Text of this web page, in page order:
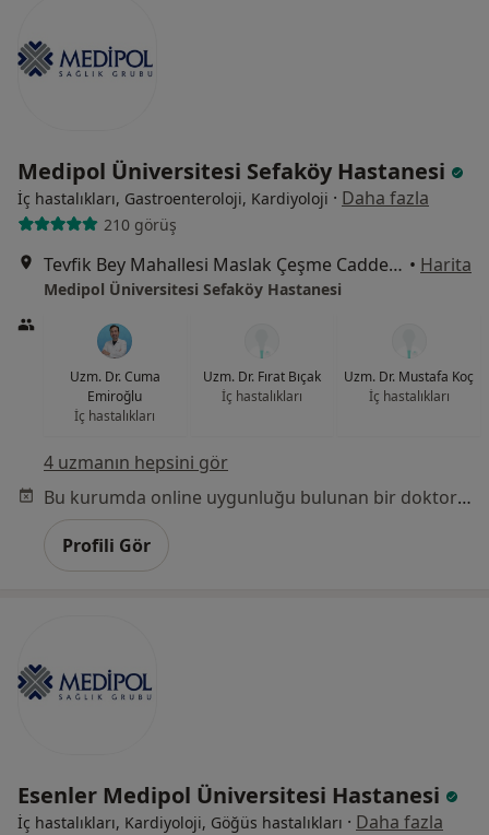
Medipol Üniversitesi Sefaköy Hastanesi
İç hastalıkları, Gastroenteroloji, Kardiyoloji · Daha fazla
210 görüş
Tevfik Bey Mahallesi Maslak Çeşme Caddesi No:30, Küçükçekmece • Harita
Medipol Üniversitesi Sefaköy Hastanesi
Uzm. Dr. Cuma
Emiroğlu
İç hastalıkları
Uzm. Dr. Fırat Bıçak
İç hastalıkları
Uzm. Dr. Mustafa Koç
İç hastalıkları
4 uzmanın hepsini gör
Bu kurumda online uygunluğu bulunan bir doktor veya uzman bulunamadı
Profili Gör
Esenler Medipol Üniversitesi Hastanesi
İç hastalıkları, Kardiyoloji, Göğüs hastalıkları · Daha fazla